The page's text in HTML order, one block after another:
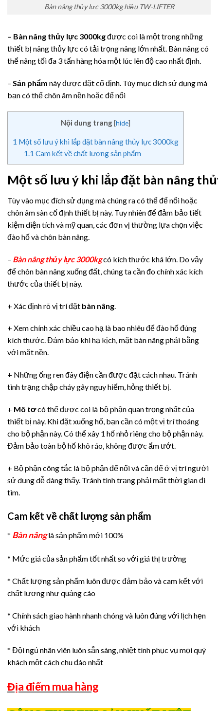
Bàn nâng thủy lực 3000kg hiệu TW-LIFTER
– Bàn nâng thủy lực 3000kgđược coi là một trong những
thiết bị nâng thủy lực có tải trọng nâng lớn nhất. Bàn nâng có
thể nâng tối đa 3 tấn hàng hóa một lúc lên độ cao nhất định.
– Sản phẩm này được đặt cố định. Tùy mục đích sử dụng mà
bạn có thể chôn âm nền hoặc để nổi
Nội dung trang[hide]
1 Một số lưu ý khi lắp đặt bàn nâng thủy lực 3000kg
1.1 Cam kết về chất lượng sản phẩm
Một số lưu ý khi lắp đặt bàn nâng
Tùy vào mục đích sử dụng mà chúng ra có thể để nổi hoặc
chôn âm sàn cố định thiết bị này. Tuy nhiên để đảm bảo tiết
kiệm diện tích và mỹ quan, các đơn vị thường lựa chọn việc
đào hố và chôn bàn nâng.
– Bàn nâng thủy lực 3000kgcó kích thước khá lớn. Do vậy
để chôn bàn nâng xuống đất, chúng ta cần đo chính xác kích
thước của thiết bị này.
+ Xác định rõ vị trí đặt bàn nâng
+ Xem chính xác chiều cao hạ là bao nhiêu để đào hố đúng
kích thước. Đảm bảo khi hạ kịch, mặt bàn nâng phải bằng
với mặt nền.
+ Những ống ren đây điện cần được đặt cách nhau. Tránh
tình trạng chập cháy gây nguy hiểm, hỏng thiết bị.
+ Mô tơcó thể được coi là bộ phận quan trọng nhất của
thiết bị này. Khi đặt xuống hố, bạn cần có một vị trí thoáng
cho bộ phận này. Có thể xây 1 hố nhỏ riêng cho bộ phận này.
Đảm bảo toàn bộ hố khô ráo, không được ẩm ướt.
+ Bộ phận công tắc là bộ phận để nổi và cần để ở vị trí người
sử dụng dễ dàng thấy. Tránh tình trạng phải mất thời gian đi
tìm.
Cam kết về chất lượng sản phẩm
* Bàn nânglà sản phẩm mới 100%
* Mức giá của sản phẩm tốt nhất so với giá thị trường
* Chất lượng sản phẩm luôn được đảm bảo và cam kết với
chất lương như quảng cáo
* Chính sách giao hành nhanh chóng và luôn đúng với lịch hẹn
với khách
* Đội ngủ nhân viên luôn sẵn sàng, nhiệt tình phục vụ mọi quý
khách một cách chu đáo nhất
Địa điểm mua hàng